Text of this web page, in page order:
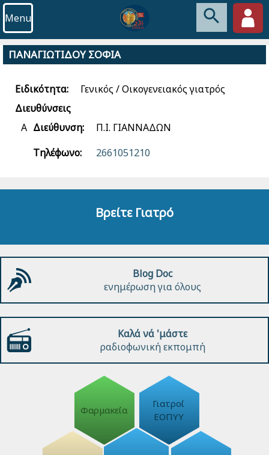
Menu
ΠΑΝΑΓΙΩΤΙΔΟΥ ΣΟΦΙΑ
Ειδικότητα:
Γενικός / Οικογενειακός γιατρός
Διευθύνσεις
Α Διεύθυνση:
Π.Ι. ΓΙΑΝΝΑΔΩΝ
Τηλέφωνο:
2661051210
Βρείτε Γιατρό
Blog Doc
ενημέρωση για όλους
Καλά νά 'μάστε
ραδιοφωνική εκπομπή
Φαρμακεία
Γιατροί
ΕΟΠΥΥ